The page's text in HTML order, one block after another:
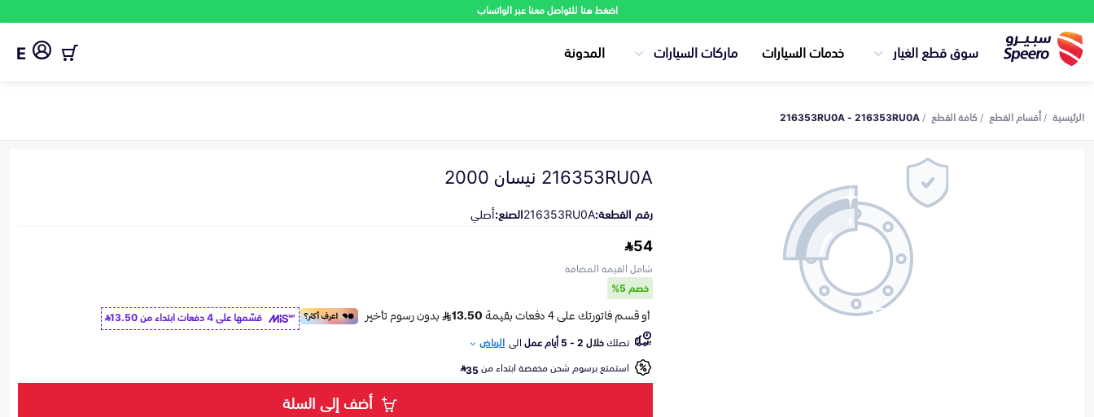
اضغط هنا للتواصل معنا عبر الواتساب
سوق قطع الغيار خدمات السيارات ماركات السيارات المدونة E
الرئيسية أقسام القطع كافة القطع 216353RU0A - 216353RU0A
216353RU0A نيسان 2000
رقم القطعة:216353RU0Aالصنع:أصلي
54
شامل القيمة المضافة
خصم 5%
قسّمها على 4 دفعات ابتداء من
13.50
تصلكخلال 2 - 5 أيام عمل الى الرياض
استمتع برسوم شحن مخفضة ابتداء من35
أضف إلى السلة